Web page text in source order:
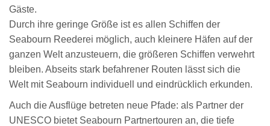
Gäste.
Durch ihre geringe Größe ist es allen Schiffen der
Seabourn Reederei möglich, auch kleinere Häfen auf der
ganzen Welt anzusteuern, die größeren Schiffen verwehrt
bleiben. Abseits stark befahrener Routen lässt sich die
Welt mit Seabourn individuell und eindrücklich erkunden.
Auch die Ausflüge betreten neue Pfade: als Partner der
UNESCO bietet Seabourn Partnertouren an, die tiefe